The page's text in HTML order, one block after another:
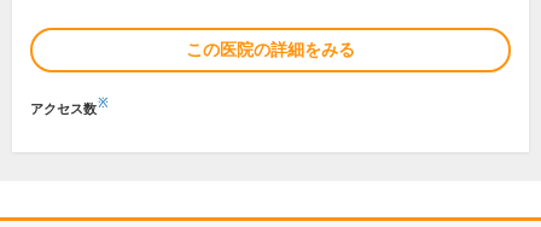
この医院の詳細をみる
アクセス数※